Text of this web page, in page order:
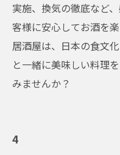
実施、換気の徹底など
客様に安心してお酒を
居酒屋は、日本の食文
と一緒に美味しい料理
みませんか？
4